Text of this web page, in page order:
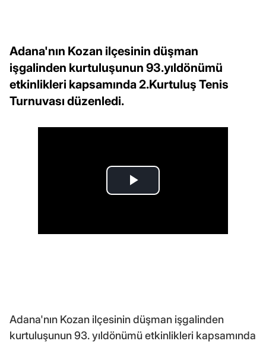
Adana'nın Kozan ilçesinin düşman
işgalinden kurtuluşunun 93.yıldönümü
etkinlikleri kapsamında 2.Kurtuluş Tenis
Turnuvası düzenledi.
Adana'nın Kozan ilçesinin düşman işgalinden
kurtuluşunun 93. yıldönümü etkinlikleri kapsamında